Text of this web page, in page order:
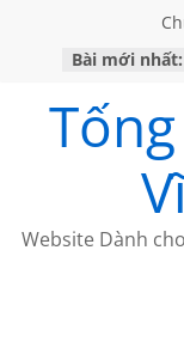
Bài mới nhất:
Website Dành